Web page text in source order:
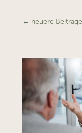
← neuere Beiträge